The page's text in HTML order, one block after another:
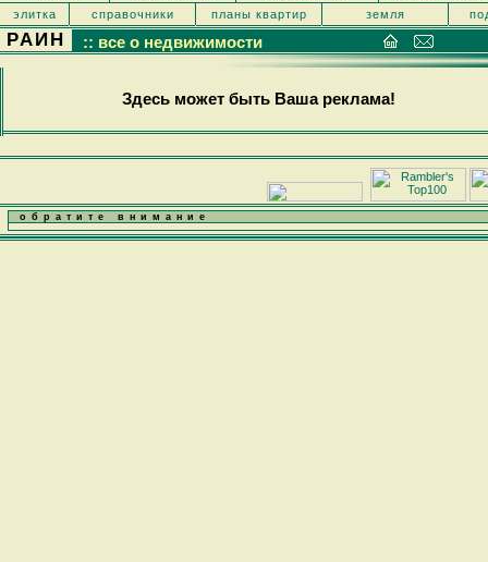
элитка
справочники планы квартир земля
РАИН :: все о недвижимости
Здесь может быть Ваша реклама!
обратите внимание